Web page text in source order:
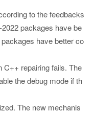
to the feedbacks
packages have be
have better co
C++ repairing fails. The
the debug mode if th
The new mechanis